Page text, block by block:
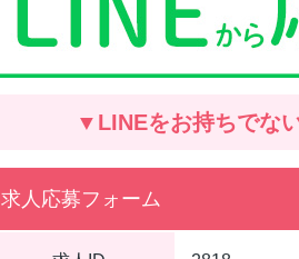
▼LINEをお持ちでな
求人応募フォーム